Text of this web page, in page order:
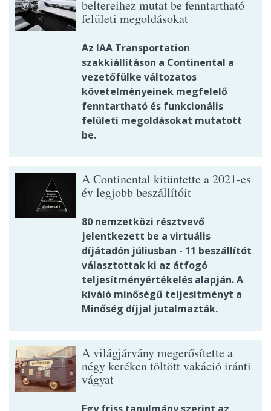
beltereihez mutat be fenntartható
felületi megoldásokat
Az IAA Transportation
szakkiállításon a Continental a
vezetőfülke változatos
követelményeinek megfelelő
fenntartható és funkcionális
felületi megoldásokat mutatott
be.
A Continental kitüntette a 2021-es
év legjobb beszállítóit
80 nemzetközi résztvevő
jelentkezett be a virtuális
díjátadón júliusban - 11 beszállítót
választottak ki az átfogó
teljesítményértékelés alapján. A
kiváló minőségű teljesítményt a
Minőség díjjal jutalmazták.
A világjárvány megerősítette a
négy keréken töltött vakáció iránti
vágyat